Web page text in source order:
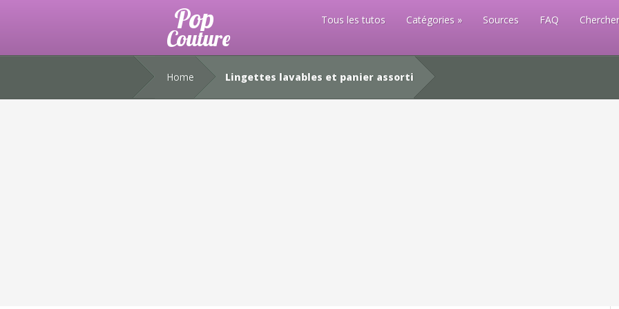
Tous les tutos Catégories Sources FAQ
Home Lingettes lavables et panier assorti